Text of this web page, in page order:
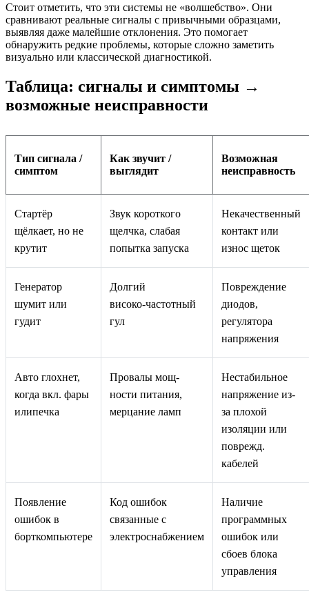
Стоит отметить, что эти системы не «волшебство». Они
сравнивают реальные сигналы с привычными образцами,
выявляя даже малейшие отклонения. Это помогает
обнаружить редкие проблемы, которые сложно заметить
визуально или классической диагностикой.
Таблица: сигналы и симптомы →
возможные неисправности
Тип сигнала /
симптом
Как звучит /
выглядит
Возможная
неисправность
Стартёр
щёлкает, но не
крутит
Звук короткого
щелчка, слабая
попытка запуска
Некачественный
контакт или
износ щеток
Генератор
шумит или
гудит
Долгий
високо‑частотный
гул
Повреждение
диодов,
регулятора
напряжения
Авто глохнет,
когда вкл. фары
илипечка
Провалы мощ-
ности питания,
мерцание ламп
Нестабильное
напряжение из-
за плохой
изоляции или
поврежд.
кабелей
Появление
ошибок в
борткомпьютере
Код ошибок
связанные с
электроснабжением
Наличие
программных
ошибок или
сбоев блока
управления